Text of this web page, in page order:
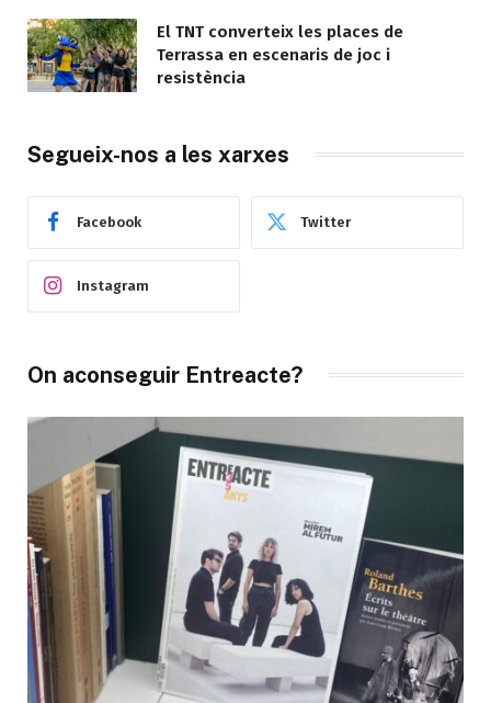
El TNT converteix les places de
Terrassa en escenaris de joc i
resistència
Segueix-nos a les xarxes
Facebook Twitter
Instagram
On aconseguir Entreacte?